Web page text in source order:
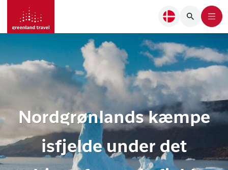
Nordgrønlands kæmpe
isfjelde under det